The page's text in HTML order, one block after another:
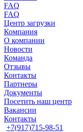
FAQ
FAQ
Центр загрузки
Компания
О компании
Новости
Команда
Отзывы
Контакты
Партнеры
Документы
Посетить наш центр
Вакансии
Контакты
+7(917)715-98-51